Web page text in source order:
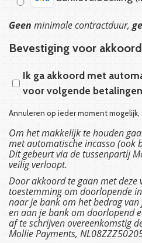
Geen minimale contractduur,
Bevestiging voor akkoord
Ik ga akkoord met
voor volgende betalingen
Annuleren op ieder moment
Om het makkelijk te houden
met automatische incasso (ook
Dit gebeurt via de tussenpartij
veilig verloopt.
Door akkoord te gaan met deze
toestemming om doorlopende
naar je bank om het bedrag van
en aan je bank om doorlopend
af te schrijven overeenkomstig
Mollie Payments,